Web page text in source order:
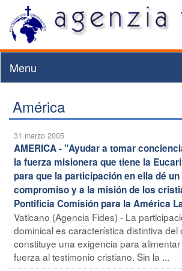
Menu
América
31 marzo 2005
AMERICA - "Ayudar a tomar
la fuerza misionera que tiene la
para que la participación en ella dé
compromiso y a la misión de los
Pontificia Comisión para la América
Vaticano (Agencia Fides) - La
dominical es característica distintiva del
constituye una exigencia para
fuerza al testimonio cristiano. Sin la ...